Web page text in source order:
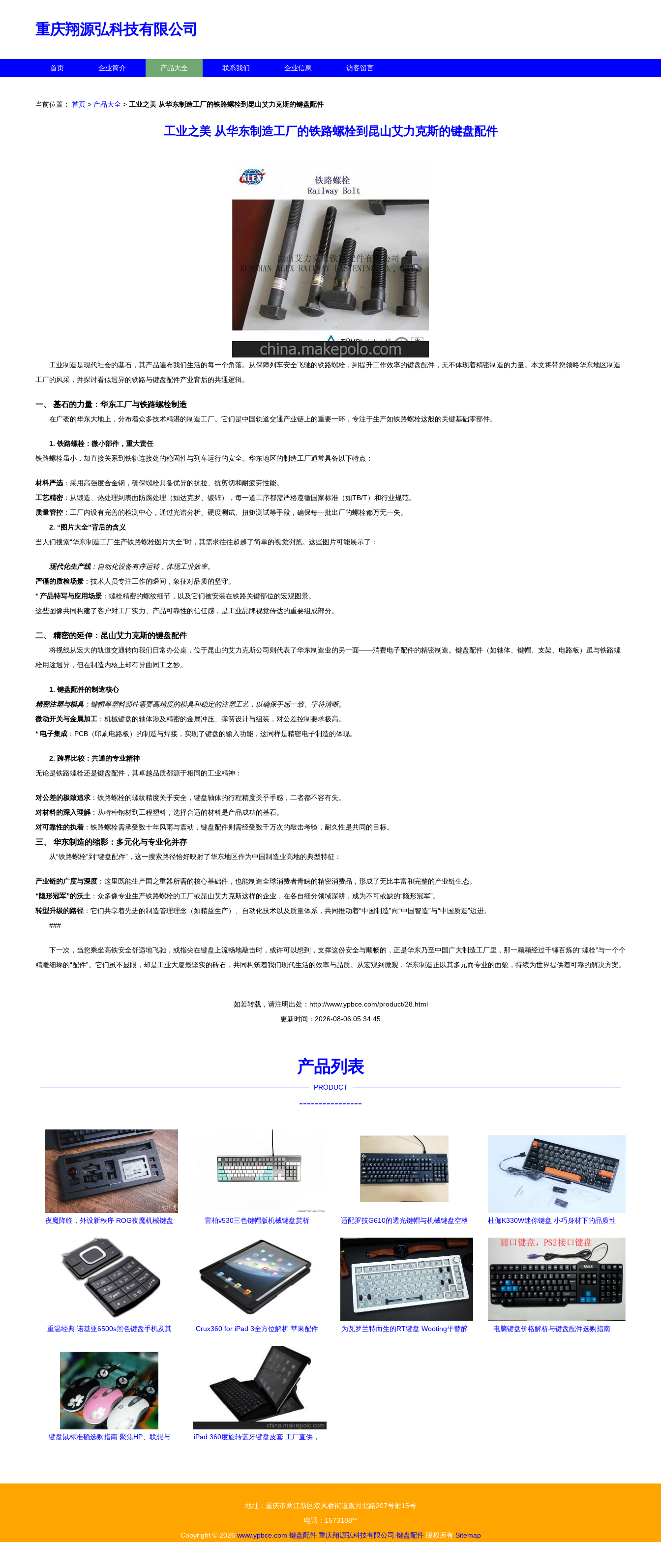
重庆翔源弘科技有限公司
首页 企业简介 产品大全 联系我们 企业信息 访客留言
当前位置： 首页 > 产品大全 > 工业之美 从华东制造工厂的铁路螺栓到昆山艾力克斯的键盘配件
工业之美 从华东制造工厂的铁路螺栓到昆山艾力克斯的键盘配件
工业制造是现代社会的基石，其产品遍布我们生活的每一个角落。从保障列车安全飞驰的铁路螺栓，到提升工作效率的键盘配件，无不体现着精密制造的力量。本文将带您领略华东地区制造
工厂的风采，并探讨看似迥异的铁路与键盘配件产业背后的共通逻辑。
一、 基石的力量：华东工厂与铁路螺栓制造
在广袤的华东大地上，分布着众多技术精湛的制造工厂。它们是中国轨道交通产业链上的重要一环，专注于生产如铁路螺栓这般的关键基础零部件。
1. 铁路螺栓：微小部件，重大责任
铁路螺栓虽小，却直接关系到铁轨连接处的稳固性与列车运行的安全。华东地区的制造工厂通常具备以下特点：
材料严选：采用高强度合金钢，确保螺栓具备优异的抗拉、抗剪切和耐疲劳性能。
工艺精密：从锻造、热处理到表面防腐处理（如达克罗、镀锌），每一道工序都需严格遵循国家标准（如TB/T）和行业规范。
质量管控 ：工厂内设有完善的检测中心，通过光谱分析、硬度测试、扭矩测试等手段，确保每一批出厂的螺栓都万无一失。
2. “图片大全”背后的含义
当人们搜索“华东制造工厂生产铁路螺栓图片大全”时，其需求往往超越了简单的视觉浏览。这些图片可能展示了：
现代化生产线：自动化设备有序运转，体现工业效率。
严谨的质检场景 ：技术人员专注工作的瞬间，象征对品质的坚守。
* 产品特写与应用场景 ：螺栓精密的螺纹细节，以及它们被安装在铁路关键部位的宏观图景。
这些图像共同构建了客户对工厂实力、产品可靠性的信任感，是工业品牌视觉传达的重要组成部分。
二、 精密的延伸：昆山艾力克斯的键盘配件
将视线从宏大的轨道交通转向我们日常办公桌，位于昆山的艾力克斯公司则代表了华东制造业的另一面——消费电子配件的精密制造。键盘配件（如轴体、键帽、支架、电路板）虽与铁路螺
栓用途迥异，但在制造内核上却有异曲同工之妙。
1. 键盘配件的制造核心
精密注塑与模具：键帽等塑料部件需要高精度的模具和稳定的注塑工艺，以确保手感一致、字符清晰。
微动开关与金属加工 ：机械键盘的轴体涉及精密的金属冲压、弹簧设计与组装，对公差控制要求极高。
* 电子集成 ：PCB（印刷电路板）的制造与焊接，实现了键盘的输入功能，这同样是精密电子制造的体现。
2. 跨界比较：共通的专业精神
无论是铁路螺栓还是键盘配件，其卓越品质都源于相同的工业精神：
对公差的极致追求 ：铁路螺栓的螺纹精度关乎安全，键盘轴体的行程精度关乎手感，二者都不容有失。
对材料的深入理解：从特种钢材到工程塑料，选择合适的材料是产品成功的基石。
对可靠性的执着 ：铁路螺栓需承受数十年风雨与震动，键盘配件则需经受数千万次的敲击考验，耐久性是共同的目标。
三、 华东制造的缩影：多元化与专业化并存
从“铁路螺栓”到“键盘配件”，这一搜索路径恰好映射了华东地区作为中国制造业高地的典型特征：
产业链的广度与深度 ：这里既能生产国之重器所需的核心基础件，也能制造全球消费者青睐的精密消费品，形成了无比丰富和完整的产业链生态。
“隐形冠军”的沃土 ：众多像专业生产铁路螺栓的工厂或昆山艾力克斯这样的企业，在各自细分领域深耕，成为不可或缺的“隐形冠军”。
转型升级的路径 ：它们共享着先进的制造管理理念（如精益生产）、自动化技术以及质量体系，共同推动着“中国制造”向“中国智造”与“中国质造”迈进。
###
下一次，当您乘坐高铁安全舒适地飞驰，或指尖在键盘上流畅地敲击时，或许可以想到，支撑这份安全与顺畅的，正是华东乃至中国广大制造工厂里，那一颗颗经过千锤百炼的“螺栓”与一个个
精雕细琢的“配件”。它们虽不显眼，却是工业大厦最坚实的砖石，共同构筑着我们现代生活的效率与品质。从宏观到微观，华东制造正以其多元而专业的面貌，持续为世界提供着可靠的解决方案。
如若转载，请注明出处：http://www.ypbce.com/product/28.html
更新时间：2026-08-06 05:34:45
产品列表
PRODUCT
----------------
夜魔降临，外设新秩序 ROG夜魔机械键盘
雷柏v530三色键帽版机械键盘赏析
适配罗技G610的透光键帽与机械键盘空格
杜伽K330W迷你键盘 小巧身材下的品质性
重温经典 诺基亚6500s黑色键盘手机及其
Crux360 for iPad 3全方位解析 苹果配件
为瓦罗兰特而生的RT键盘 Wooting平替醉
电脑键盘价格解析与键盘配件选购指南
键盘鼠标准确选购指南 聚焦HP、联想与
iPad 360度旋转蓝牙键盘皮套 工厂直供，
地址：重庆市两江新区双凤桥街道观月北路207号附15号
电话：1573108**
Copyright © 2026 www.ypbce.com 键盘配件 重庆翔源弘科技有限公司 键盘配件版权所有 Sitemap